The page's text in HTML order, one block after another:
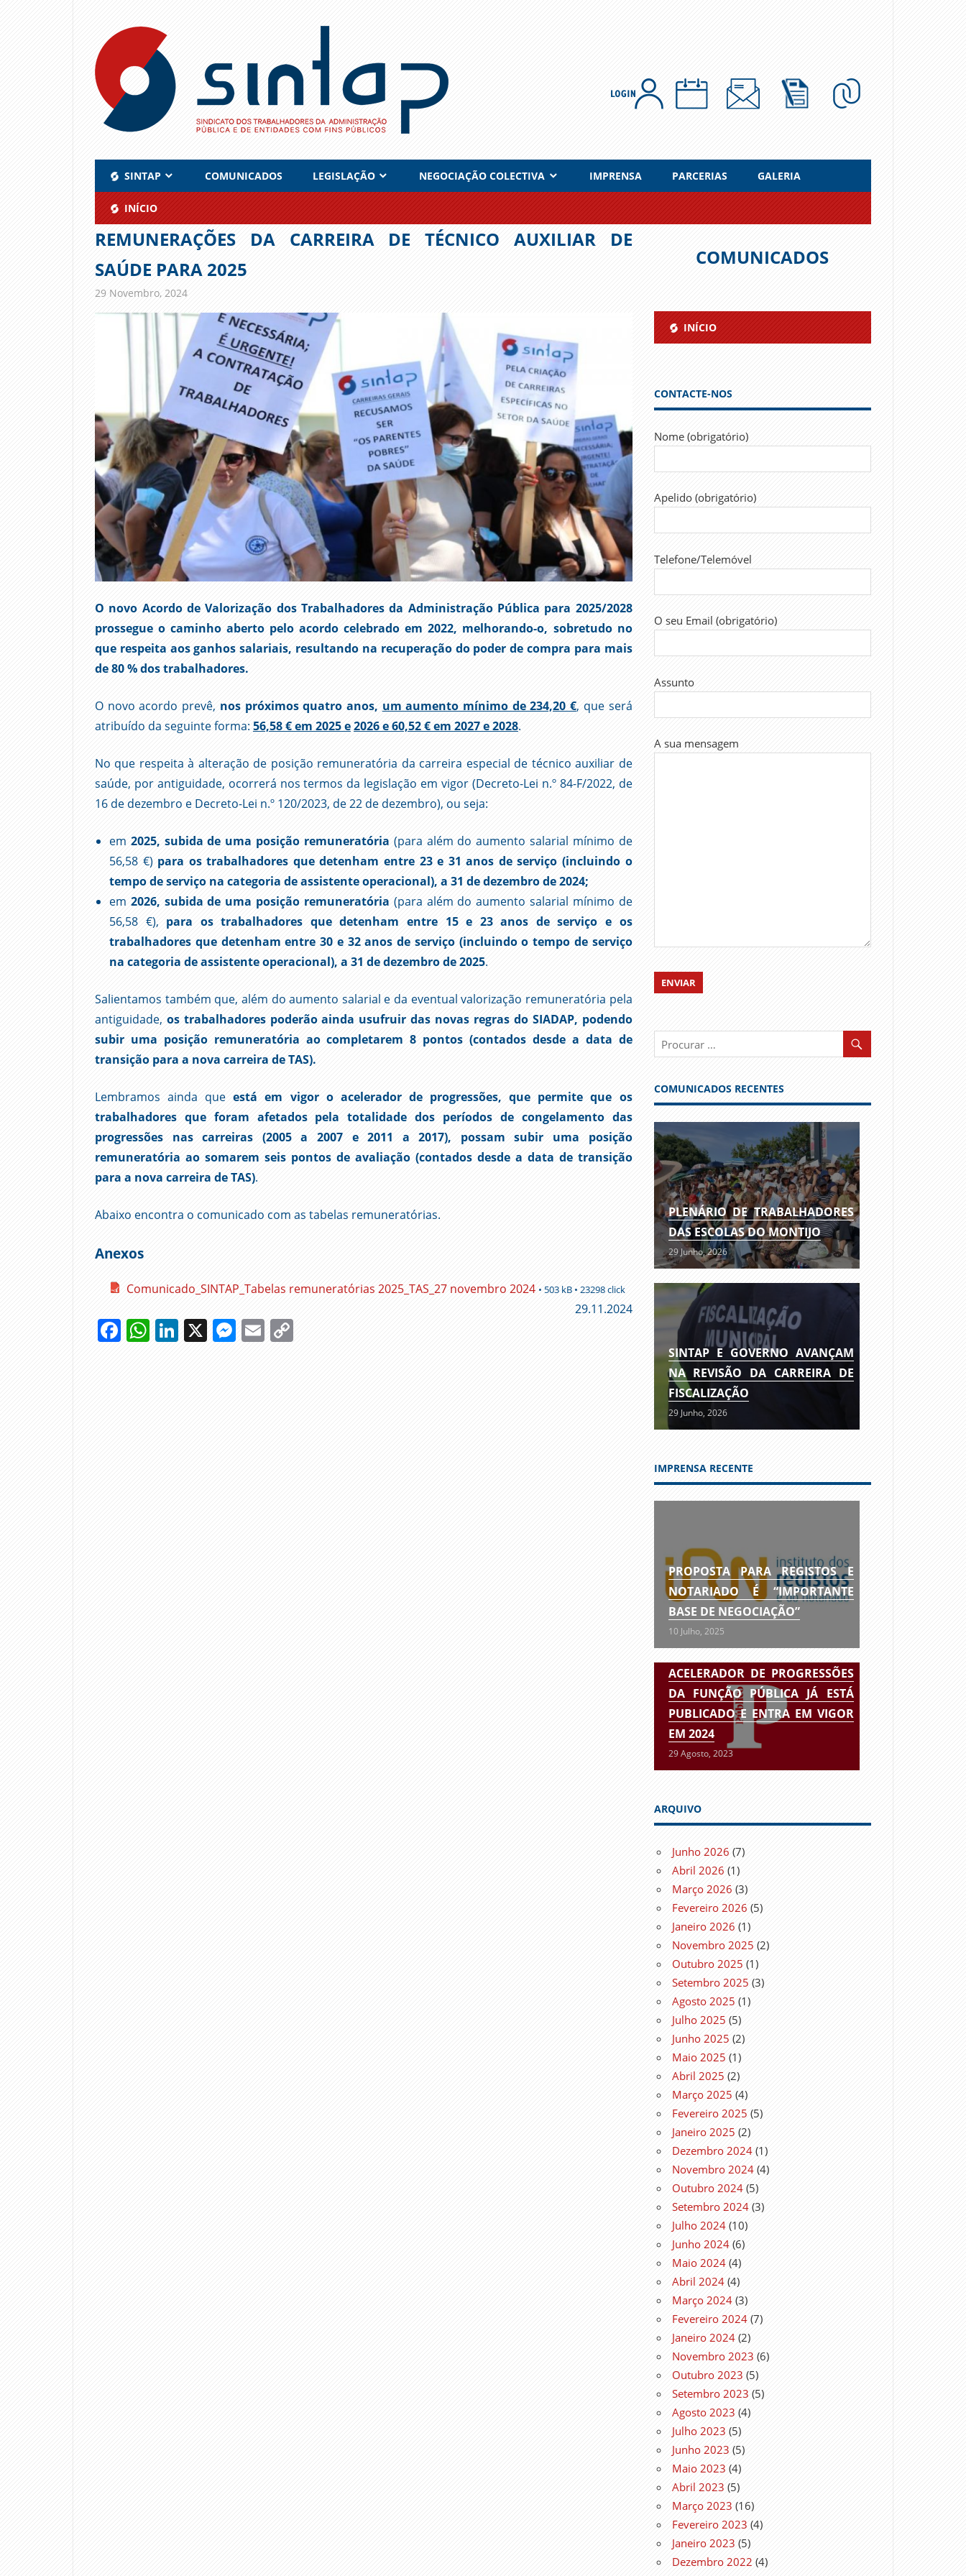
content
SINTAP COMUNICADOS LEGISLAÇÃO NEGOCIAÇÃO COLECTIVA IMPRENSA PARCERIAS GALERIA
INÍCIO
REMUNERAÇÕES DA CARREIRA DE TÉCNICO AUXILIAR DE
SAÚDE PARA 2025
29 Novembro, 2024
O novo Acordo de Valorização dos Trabalhadores da Administração Pública para 2025/2028
prossegue o caminho aberto pelo acordo celebrado em 2022, melhorando-o, sobretudo no
que respeita aos ganhos salariais, resultando na recuperação do poder de compra para mais
de 80 % dos trabalhadores.
O novo acordo prevê, nos próximos quatro anos, um aumento mínimo de 234,20 €, que será
atribuído da seguinte forma: 56,58 € em 2025 e2026 e 60,52 € em 2027 e 2028.
No que respeita à alteração de posição remuneratória da carreira especial de técnico auxiliar de
saúde, por antiguidade, ocorrerá nos termos da legislação em vigor (Decreto-Lei n.º 84-F/2022, de
16 de dezembro e Decreto-Lei n.º 120/2023, de 22 de dezembro), ou seja:
em 2025, subida de uma posição remuneratória (para além do aumento salarial mínimo de
56,58 €) para os trabalhadores que detenham entre 23 e 31 anos de serviço (incluindo o
tempo de serviço na categoria de assistente operacional), a 31 de dezembro de 2024;
em 2026, subida de uma posição remuneratória (para além do aumento salarial mínimo de
56,58 €), para os trabalhadores que detenham entre 15 e 23 anos de serviço e os
trabalhadores que detenham entre 30 e 32 anos de serviço (incluindo o tempo de serviço
na categoria de assistente operacional), a 31 de dezembro de 2025.
Salientamos também que, além do aumento salarial e da eventual valorização remuneratória pela
antiguidade, os trabalhadores poderão ainda usufruir das novas regras do SIADAP, podendo
subir uma posição remuneratória ao completarem 8 pontos (contados desde a data de
transição para a nova carreira de TAS).
Lembramos ainda queestá em vigor o acelerador de progressões, que permite que os
trabalhadores que foram afetados pela totalidade dos períodos de congelamento das
progressões nas carreiras (2005 a 2007 e 2011 a 2017), possam subir uma posição
remuneratória ao somarem seis pontos de avaliação (contados desde a data de transição
para a nova carreira de TAS).
Abaixo encontra o comunicado com as tabelas remuneratórias.
Anexos
Comunicado_SINTAP_Tabelas remuneratórias 2025_TAS_27 novembro 2024 • 503 kB • 23298 click
29.11.2024
Facebook
WhatsApp
LinkedIn
X Messenger
Email
COMUNICADOS
INÍCIO
CONTACTE-NOS
Nome (obrigatório)
Apelido (obrigatório)
Telefone/Telemóvel
O seu Email (obrigatório)
Assunto
A sua mensagem
COMUNICADOS RECENTES
PLENÁRIO DE TRABALHADORES
DAS ESCOLAS DO MONTIJO
29 Junho, 2026
SINTAP E GOVERNO AVANÇAM
NA REVISÃO DA CARREIRA DE
FISCALIZAÇÃO
29 Junho, 2026
IMPRENSA RECENTE
PROPOSTA PARA REGISTOS E
NOTARIADO É “IMPORTANTE
BASE DE NEGOCIAÇÃO”
10 Julho, 2025
ACELERADOR DE PROGRESSÕES
DA FUNÇÃO PÚBLICA JÁ ESTÁ
PUBLICADO E ENTRA EM VIGOR
EM 2024
29 Agosto, 2023
ARQUIVO
Junho 2026 (7)
Abril 2026 (1)
Março 2026 (3)
Fevereiro 2026 (5)
Janeiro 2026 (1)
Novembro 2025 (2)
Outubro 2025 (1)
Setembro 2025 (3)
Agosto 2025 (1)
Julho 2025 (5)
Junho 2025 (2)
Maio 2025 (1)
Abril 2025 (2)
Março 2025 (4)
Fevereiro 2025 (5)
Janeiro 2025 (2)
Dezembro 2024 (1)
Novembro 2024 (4)
Outubro 2024 (5)
Setembro 2024 (3)
Julho 2024 (10)
Junho 2024 (6)
Maio 2024 (4)
Abril 2024 (4)
Março 2024 (3)
Fevereiro 2024 (7)
Janeiro 2024 (2)
Novembro 2023 (6)
Outubro 2023 (5)
Setembro 2023 (5)
Agosto 2023 (4)
Julho 2023 (5)
Junho 2023 (5)
Maio 2023 (4)
Abril 2023 (5)
Março 2023 (16)
Fevereiro 2023 (4)
Janeiro 2023 (5)
Dezembro 2022 (4)